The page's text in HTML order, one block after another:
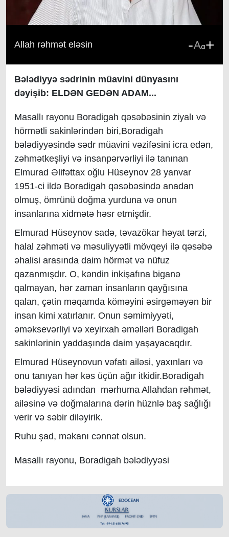
Allah rəhmət eləsin - +
Bələdiyyə sədrinin müavini dünyasını
dəyişib: ELDƏN GEDƏN ADAM...
Masallı rayonu Boradigah qəsəbəsinin ziyalı və
hörmətli sakinlərindən biri,Boradigah
bələdiyyəsində sədr müavini vəzifəsini icra edən,
zəhmətkeşliyi və insanpərvərliyi ilə tanınan
Elmurad Əlifəttax oğlu Hüseynov 28 yanvar
1951-ci ildə Boradigah qəsəbəsində anadan
olmuş, ömrünü doğma yurduna və onun
insanlarına xidmətə həsr etmişdir.
Elmurad Hüseynov sadə, təvazökar həyat tərzi,
halal zəhməti və məsuliyyətli mövqeyi ilə qəsəbə
əhalisi arasında daim hörmət və nüfuz
qazanmışdır. O, kəndin inkişafına biganə
qalmayan, hər zaman insanların qayğısına
qalan, çətin məqamda köməyini əsirgəməyən bir
insan kimi xatırlanır. Onun səmimiyyəti,
əməksevərliyi və xeyirxah əməlləri Boradigah
sakinlərinin yaddaşında daim yaşayacaqdır.
Elmurad Hüseynovun vəfatı ailəsi, yaxınları və
onu tanıyan hər kəs üçün ağır itkidir.Boradigah
bələdiyyəsi adından mərhuma Allahdan rəhmət,
ailəsinə və doğmalarına dərin hüznlə baş sağlığı
verir və səbir diləyirik.
Ruhu şad, məkanı cənnət olsun.
Masallı rayonu, Boradigah bələdiyyəsi